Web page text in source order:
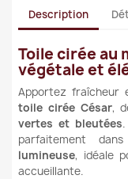
Description
Toile cirée au
végétale et
Apportez fraîcheur
toile cirée César,
vertes et bleutées
parfaitement
lumineuse, idéale
accueillante.